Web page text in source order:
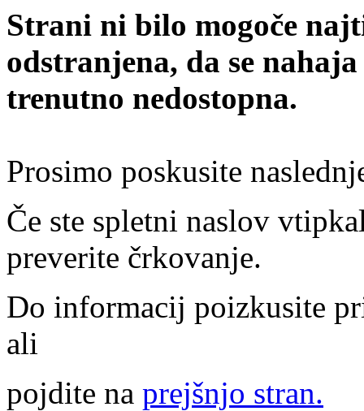
Strani ni bilo mogoče
odstranjena, da se
trenutno nedostopna.
Prosimo poskusite
Če ste spletni naslov
preverite črkovanje.
Do informacij poizkusite
ali
pojdite na prejšnjo stran.